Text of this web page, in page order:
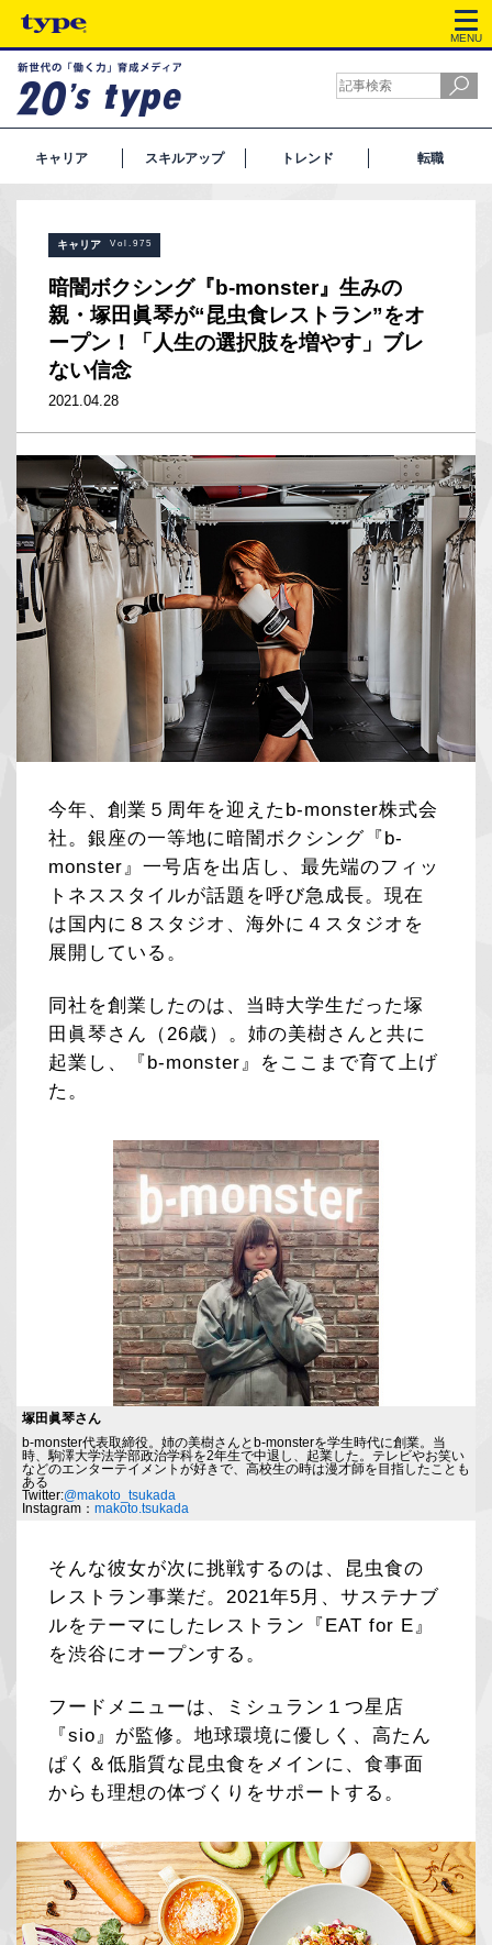
MENU
キャリア スキルアップ トレンド 転職
キャリア Vol.975
暗闇ボクシング『b-monster』生みの
親・塚田眞琴が“昆虫食レストラン”をオ
ープン！「人生の選択肢を増やす」ブレ
ない信念
2021.04.28
今年、創業５周年を迎えたb-monster株式会
社。銀座の一等地に暗闇ボクシング『b-
monster』一号店を出店し、最先端のフィッ
トネススタイルが話題を呼び急成長。現在
は国内に８スタジオ、海外に４スタジオを
展開している。
同社を創業したのは、当時大学生だった塚
田眞琴さん（26歳）。姉の美樹さんと共に
起業し、『b-monster』をここまで育て上げ
た。
塚田眞琴さん
b-monster代表取締役。姉の美樹さんとb-monsterを学生時代に創業。当
時、駒澤大学法学部政治学科を2年生で中退し、起業した。テレビやお笑い
などのエンターテイメントが好きで、高校生の時は漫才師を目指したことも
ある
Twitter:@makoto_tsukada
Instagram： makoto.tsukada
そんな彼女が次に挑戦するのは、昆虫食の
レストラン事業だ。2021年5月、サステナブ
ルをテーマにしたレストラン『EAT for E』
を渋谷にオープンする。
フードメニューは、ミシュラン１つ星店
『sio』が監修。地球環境に優しく、高たん
ぱく＆低脂質な昆虫食をメインに、食事面
からも理想の体づくりをサポートする。